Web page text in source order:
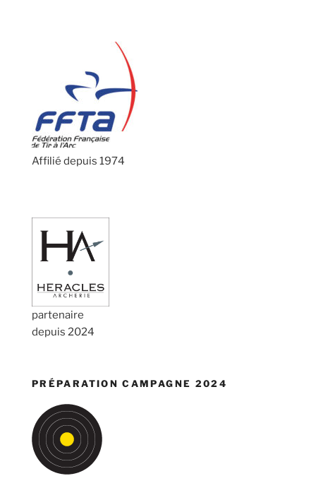
Affilié depuis 1974
partenaire
depuis 2024
PRÉPARATION CAMPAGNE 2024